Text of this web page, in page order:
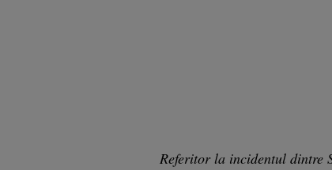
Referitor la incidentul dintre